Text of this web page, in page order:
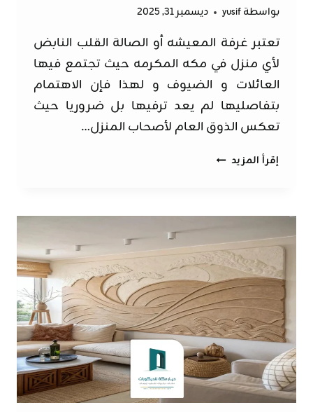
بواسطةyusif ديسمبر 31, 2025
تعتبر غرفة المعيشه أو الصالة القلب النابض
لأي منزل في مكه المكرمه حيث تجتمع فيها
العائلات و الضيوف و لهذا فإن الاهتمام
بتفاصليها لم يعد ترفيها بل ضروريا حيث
تعكس الذوق العام لأصحاب المنزل…
إقرأ المزيد خلفيات
0562525651
–
تركيب
ديكور
تلفزيون
مكة